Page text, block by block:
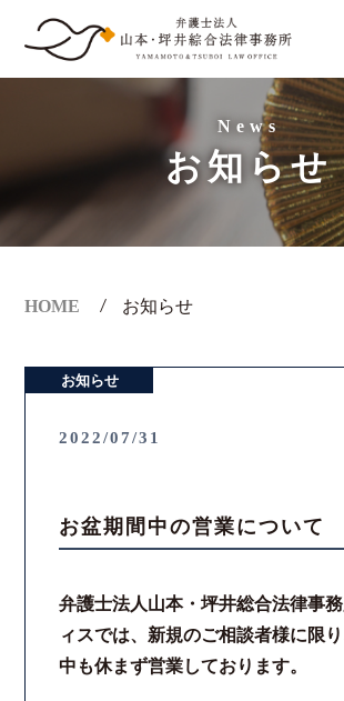
法人のお客様
ご相談の流れ
弁護士費用
News
お知らせ
HOME お知らせ
お知らせ
2022/07/31
お盆期間中の営業について
弁護士法人山本・坪井総合法律事
ィスでは、新規のご相談者様に限
中も休まず営業しております。